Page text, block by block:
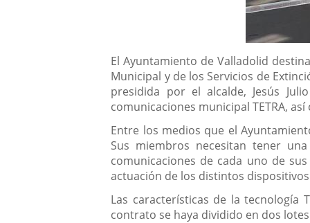
Descripción
El Ayuntamiento de Valladolid
Municipal y de los Servicios de
presidida por el alcalde, Jesús
comunicaciones municipal TETRA,
Entre los medios que el
Sus miembros necesitan tener
comunicaciones de cada uno de
actuación de los distintos
Las características de la tecnología
contrato se haya dividido en dos